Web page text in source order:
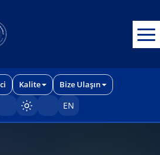
Kalite Bize Ulaşın
Sayfayı karart/aç
EN